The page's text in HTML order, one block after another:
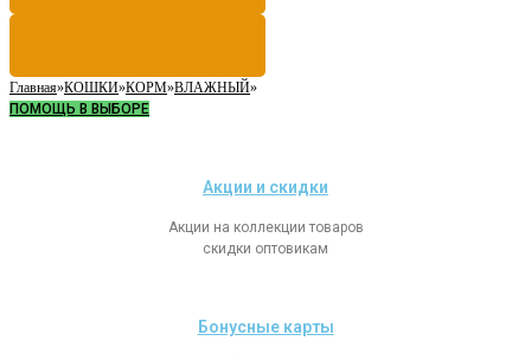
Главная»КОШКИ»КОРМ»ВЛАЖНЫЙ»
ПОМОЩЬ В ВЫБОРЕ
Акции и скидки
Акции на коллекции товаров
скидки оптовикам
Бонусные карты